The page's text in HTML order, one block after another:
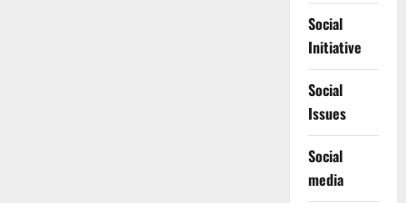
Social
Initiative
Social
Issues
Social
media